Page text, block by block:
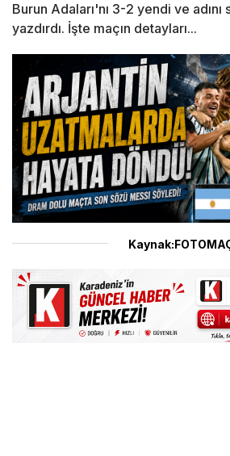
Burun Adaları'nı 3-2 yendi ve adını
yazdırdı. İşte maçın detayları...